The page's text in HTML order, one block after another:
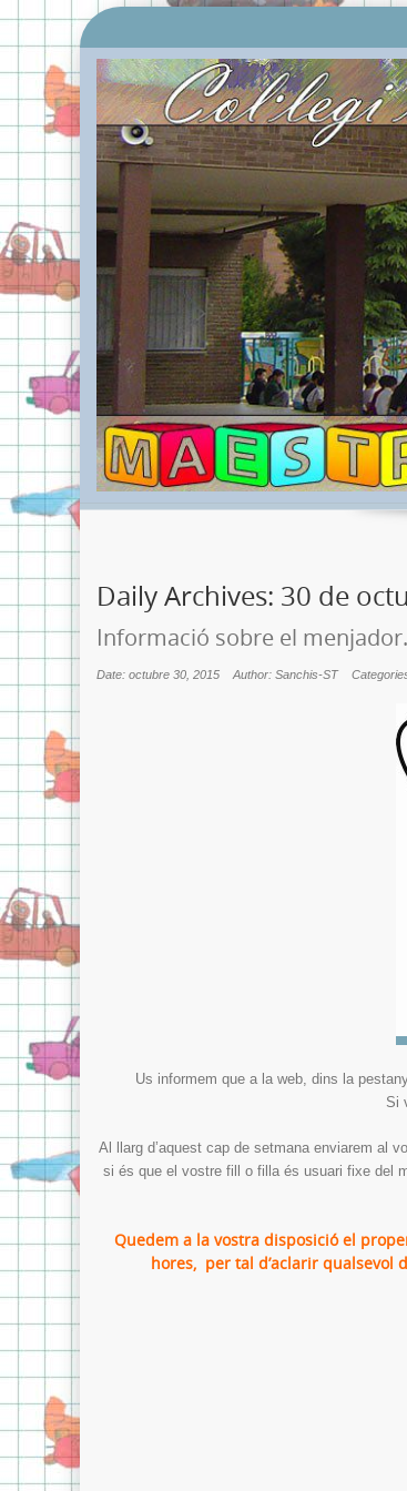
Daily Archives: 30 de
Informació sobre el menjador.
Date: octubre 30, 2015 Author: Sanchis-ST
Us informem que a la web, dins la
Si
Al llarg d’aquest cap de setmana enviarem al
si és que el vostre fill o filla és usuari fixe del
Quedem a la vostra disposició el
hores, per tal d’aclarir qualsevol